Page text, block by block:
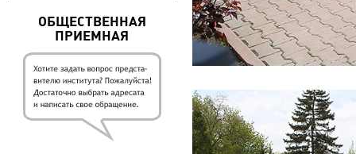
ОБЩЕСТВЕННАЯ
ПРИЕМНАЯ